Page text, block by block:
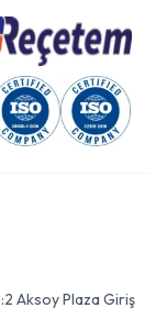
Aksoy Plaza Giriş